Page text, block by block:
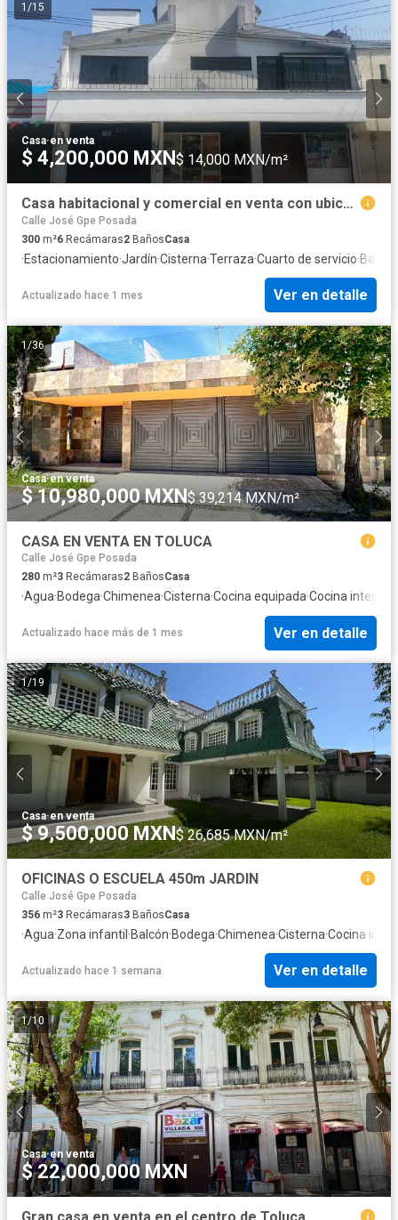
1 /15
Casa·en venta
$ 4,200,000 MXN$ 14,000 MXN/m²
Casa habitacional y comercial en venta con ubicación privilegiada, a una cuadra del nuevo tren
Calle José Gpe Posada
300 m²6 Recámaras2 BañosCasa
·Estacionamiento·Jardín·Cisterna·Terraza·Cuarto de servicio·Balcón
Actualizado hace 1 mes Ver en detalle
1/36
Casa·en venta
$ 10,980,000 MXN$ 39,214 MXN/m²
CASA EN VENTA EN TOLUCA
Calle José Gpe Posada
280 m²3 Recámaras2 BañosCasa
·Agua·Bodega·Chimenea·Cisterna·Cocina equipada·Cocina integral
Actualizado hace más de 1 mes Ver en detalle
1/19
Casa·en venta
$ 9,500,000 MXN$ 26,685 MXN/m²
OFICINAS O ESCUELA 450m JARDIN
Calle José Gpe Posada
356 m²3 Recámaras3 BañosCasa
·Agua·Zona infantil ·Balcón·Bodega·Chimenea·Cisterna·Cocina
Actualizado hace 1 semana Ver en detalle
1/10
Casa·en venta
$ 22,000,000 MXN